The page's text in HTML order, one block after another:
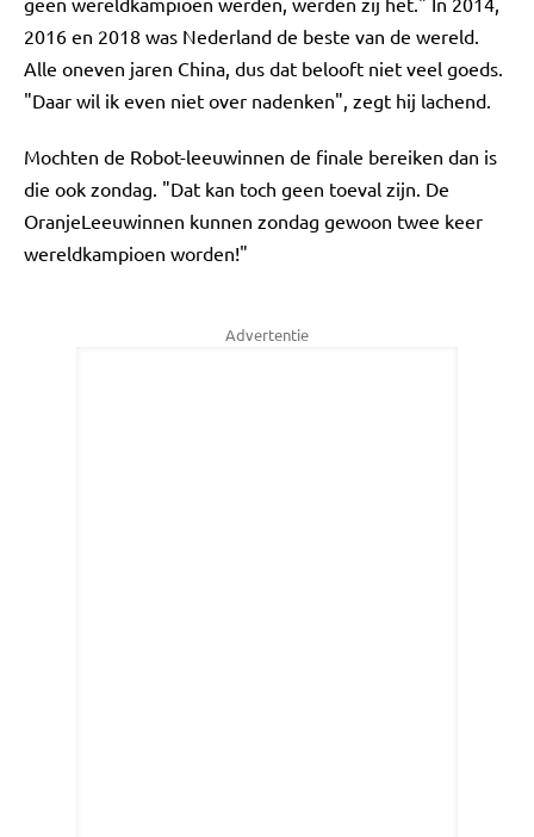
2016 en 2018 was Nederland de beste van de wereld.
Alle oneven jaren China, dus dat belooft niet veel goeds.
"Daar wil ik even niet over nadenken", zegt hij lachend.
Mochten de Robot-leeuwinnen de finale bereiken dan is
die ook zondag. "Dat kan toch geen toeval zijn. De
OranjeLeeuwinnen kunnen zondag gewoon twee keer
wereldkampioen worden!"
Advertentie